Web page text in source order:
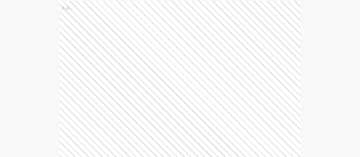
Ads